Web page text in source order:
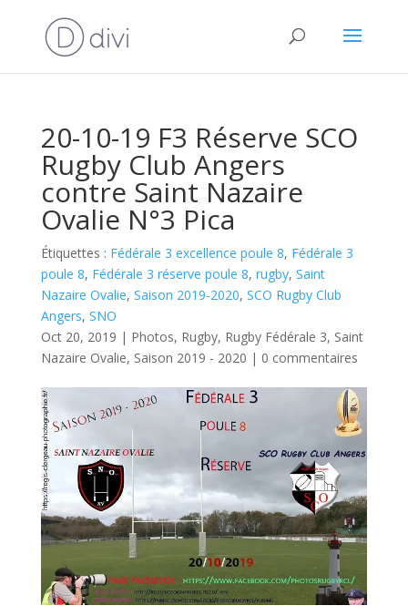
20-10-19 F3 Réserve SCO
Rugby Club Angers
contre Saint Nazaire
Ovalie N°3 Pica
Étiquettes : Fédérale 3 excellence poule 8, Fédérale 3
poule 8, Fédérale 3 réserve poule 8, rugby, Saint
Nazaire Ovalie, Saison 2019-2020, SCO Rugby Club
Angers, SNO
Oct 20, 2019 | Photos, Rugby, Rugby Fédérale 3, Saint
Nazaire Ovalie, Saison 2019 - 2020 | 0 commentaires